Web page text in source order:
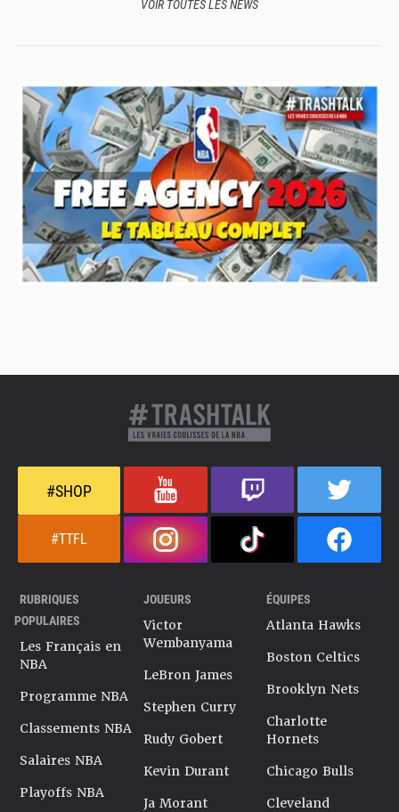
VOIR TOUTES LES NEWS
#SHOP
#TTFL
RUBRIQUES
POPULAIRES
Les Français en
NBA
Programme NBA
Classements NBA
Salaires NBA
Playoffs NBA
JOUEURS
Victor
Wembanyama
LeBron James
Stephen Curry
Rudy Gobert
Kevin Durant
Ja Morant
ÉQUIPES
Atlanta Hawks
Boston Celtics
Brooklyn Nets
Charlotte
Hornets
Chicago Bulls
Cleveland